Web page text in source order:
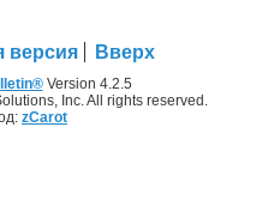
версия Вверх
Version 4.2.5
Inc. All rights reserved.
zCarot